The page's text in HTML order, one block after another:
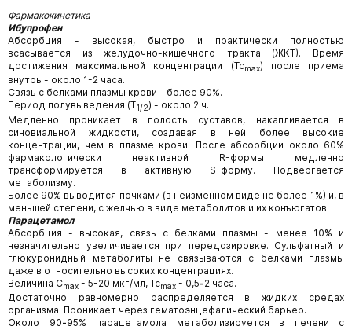
Фармакокинетика
Ибупрофен
Абсорбция - высокая, быстро и практически полностью
всасывается из желудочно-кишечного тракта (ЖКТ). Время
достижения максимальной концентрации (Tcmax) после приема
внутрь - около 1-2 часа.
Связь с белками плазмы крови - более 90%.
Период полувыведения (T1/2) - около 2 ч.
Медленно проникает в полость суставов, накапливается в
синовиальной жидкости, создавая в ней более высокие
концентрации, чем в плазме крови. После абсорбции около 60%
фармакологически неактивной R-формы медленно
трансформируется в активную S-форму. Подвергается
метаболизму.
Более 90% выводится почками (в неизменном виде не более 1%) и, в
меньшей степени, с желчью в виде метаболитов и их конъюгатов.
Парацетамол
Абсорбция - высокая, связь с белками плазмы - менее 10% и
незначительно увеличивается при передозировке. Сульфатный и
глюкуронидный метаболиты не связываются с белками плазмы
даже в относительно высоких концентрациях.
Величина Cmax - 5-20 мкг/мл, Tcmax - 0,5-2 часа.
Достаточно равномерно распределяется в жидких средах
организма. Проникает через гематоэнцефалический барьер.
Около 90-95% парацетамола метаболизируется в печени с